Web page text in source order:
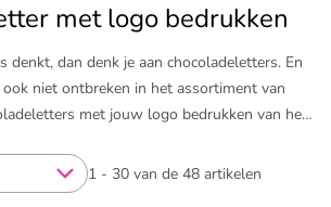
met logo bedrukken
denkt, dan denk je aan chocoladeletters. En
niet ontbreken in het assortiment van
met jouw logo bedrukken van het
heerlijk wegsmelt in je mond. De
wij op de verpakking of op de letter
1 - 30 van de 48 artikelen